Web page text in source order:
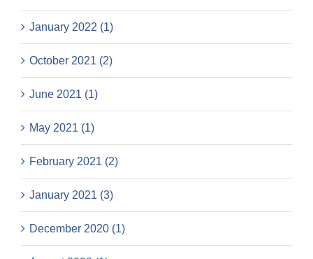
January 2022 (1)
October 2021 (2)
June 2021 (1)
May 2021 (1)
February 2021 (2)
January 2021 (3)
December 2020 (1)